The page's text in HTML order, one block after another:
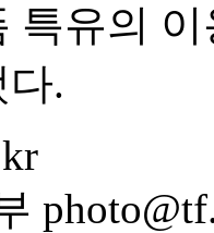
유의
.